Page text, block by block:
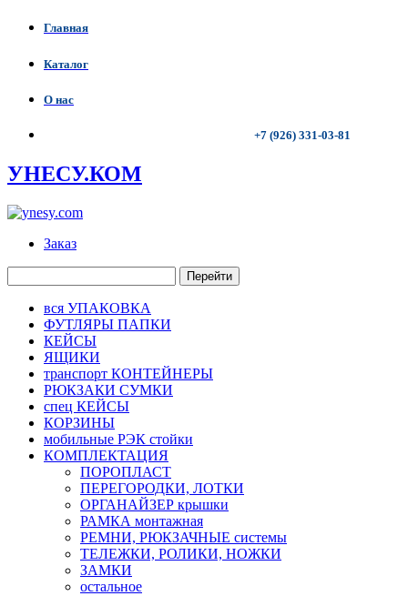
Главная
Каталог
О нас
+7 (926) 331-03-81
УНЕСУ.КОМ
Заказ
Перейти
вся УПАКОВКА
ФУТЛЯРЫ ПАПКИ
КЕЙСЫ
ЯЩИКИ
транспорт КОНТЕЙНЕРЫ
РЮКЗАКИ СУМКИ
спец КЕЙСЫ
КОРЗИНЫ
мобильные РЭК стойки
КОМПЛЕКТАЦИЯ
ПОРОПЛАСТ
ПЕРЕГОРОДКИ, ЛОТКИ
ОРГАНАЙЗЕР крышки
РАМКА монтажная
РЕМНИ, РЮКЗАЧНЫЕ системы
ТЕЛЕЖКИ, РОЛИКИ, НОЖКИ
ЗАМКИ
остальное